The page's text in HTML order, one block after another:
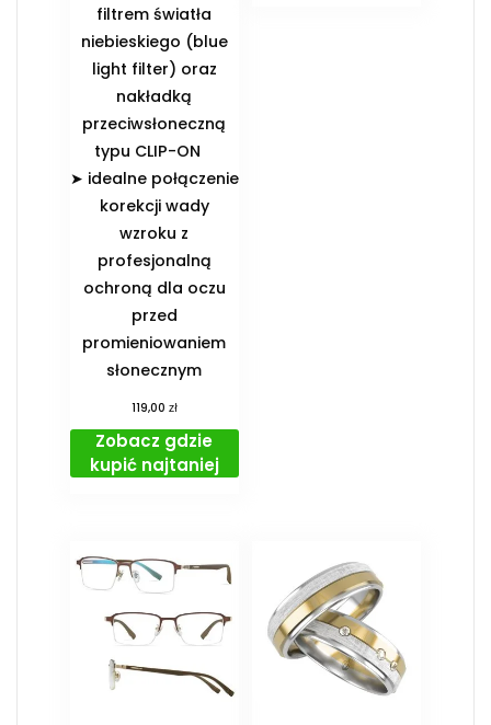
filtrem światła
niebieskiego (blue
light filter) oraz
nakładką
przeciwsłoneczną
typu CLIP-ON
➤ idealne połączenie
korekcji wady
wzroku z
profesjonalną
ochroną dla oczu
przed
promieniowaniem
słonecznym
119,00 zł
Zobacz gdzie
kupić najtaniej